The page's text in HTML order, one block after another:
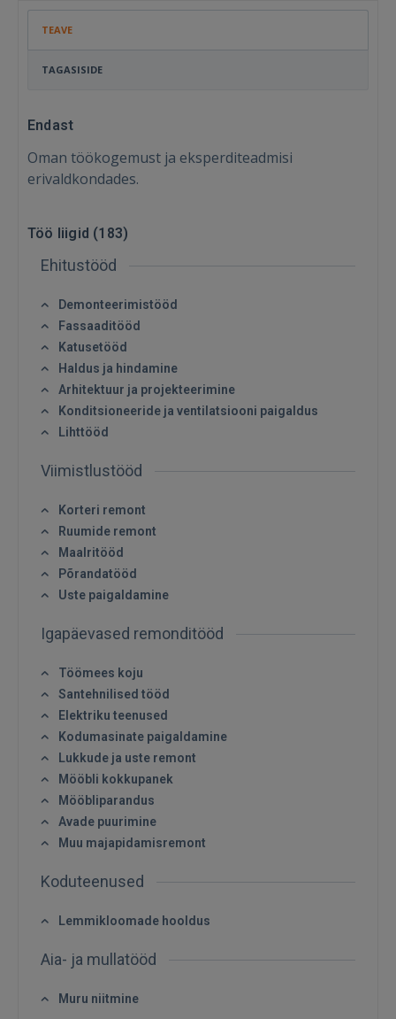
Sisene
TEAVE
TAGASISIDE
Endast
Oman töökogemust ja eksperditeadmisi
erivaldkondades.
Töö liigid (183)
Ehitustööd
Demonteerimistööd
Fassaaditööd
Katusetööd
Haldus ja hindamine
Arhitektuur ja projekteerimine
Konditsioneeride ja ventilatsiooni paigaldus
Lihttööd
Viimistlustööd
Korteri remont
Ruumide remont
Maalritööd
Põrandatööd
Uste paigaldamine
Igapäevased remonditööd
Töömees koju
Santehnilised tööd
Elektriku teenused
Kodumasinate paigaldamine
Lukkude ja uste remont
Mööbli kokkupanek
Mööbliparandus
Avade puurimine
Muu majapidamisremont
Koduteenused
Lemmikloomade hooldus
Aia- ja mullatööd
Muru niitmine